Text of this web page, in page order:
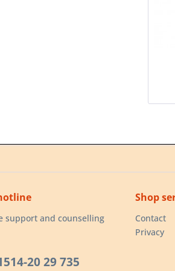
support and counselling
20 29 735
Shop
Contact
Privacy